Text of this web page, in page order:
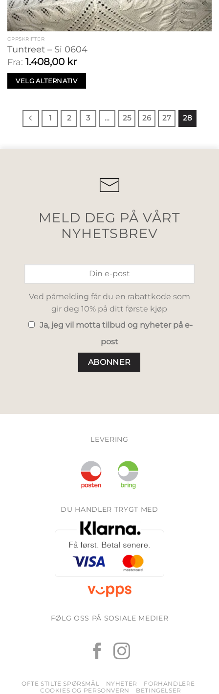
OPPSKRIFTER
Tuntreet – Si 0604
Fra: 1.408,00 kr
VELG ALTERNATIV
1 2 3 … 25 26 27 28
MELD DEG PÅ VÅRT
NYHETSBREV
Ved påmelding får du en rabattkode som
gir deg 10% på ditt første kjøp
Ja, jeg vil motta tilbud og nyheter på e-
post
LEVERING
DU HANDLER TRYGT MED
FØLG OSS PÅ SOSIALE MEDIER
OFTE STILTE SPØRSMÅL NYHETER
FORHANDLERE
COOKIES OG PERSONVERN
BETINGELSER